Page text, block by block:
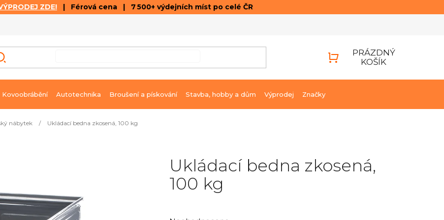
ZDE! | Férová cena | 7 500+ výdejních míst po celé ČR
PRÁZDNÝ
KOŠÍK
Kovoobrábění Autotechnika Broušení a pískování Stavba, hobby a dům Výprodej Značky
nábytek / Ukládací bedna zkosená, 100 kg
Ukládací bedna zkosená,
100 kg